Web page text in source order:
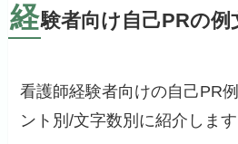
経験者向け自己PRの例
看護師経験者向けの自己PR
ント別/文字数別に紹介します